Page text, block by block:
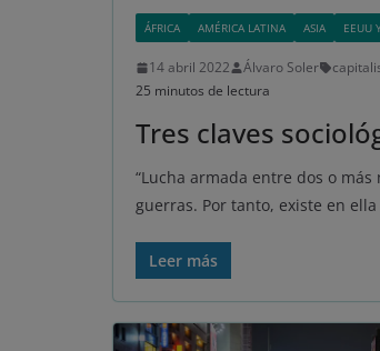
ÁFRICA AMÉRICA LATINA ASIA EEUU
14 abril 2022 Álvaro Soler
25 minutos de lectura
Tres claves
“Lucha armada entre dos o
guerras. Por tanto, existe en
Leer más